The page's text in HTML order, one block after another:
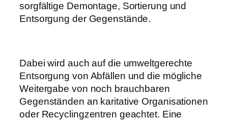
sorgfältige Demontage, Sortierung und
Entsorgung der Gegenstände.
Dabei wird auch auf die umweltgerechte
Entsorgung von Abfällen und die mögliche
Weitergabe von noch brauchbaren
Gegenständen an karitative Organisationen
oder Recyclingzentren geachtet. Eine